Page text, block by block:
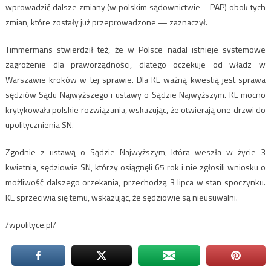
wprowadzić dalsze zmiany (w polskim sądownictwie – PAP) obok tych
zmian, które zostały już przeprowadzone — zaznaczył.
Timmermans stwierdził też, że w Polsce nadal istnieje systemowe
zagrożenie dla praworządności, dlatego oczekuje od władz w
Warszawie kroków w tej sprawie. Dla KE ważną kwestią jest sprawa
sędziów Sądu Najwyższego i ustawy o Sądzie Najwyższym. KE mocno
krytykowała polskie rozwiązania, wskazując, że otwierają one drzwi do
upolitycznienia SN.
Zgodnie z ustawą o Sądzie Najwyższym, która weszła w życie 3
kwietnia, sędziowie SN, którzy osiągnęli 65 rok i nie zgłosili wniosku o
możliwość dalszego orzekania, przechodzą 3 lipca w stan spoczynku.
KE sprzeciwia się temu, wskazując, że sędziowie są nieusuwalni.
/wpolityce.pl/